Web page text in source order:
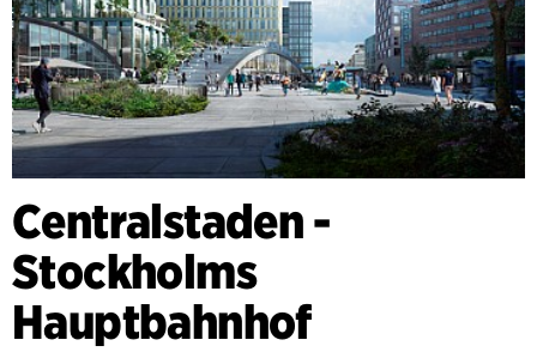
Centralstaden -
Stockholms
Hauptbahnhof